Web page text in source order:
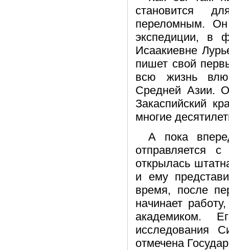
становится
переломным. Он
экспедиции, в
Исаакиевне
пишет свой
всю жизнь
Средней Азии.
Закаспийский
многие
А пока
отправляется
открылась
и ему
время, после
начинает
академиком.
исследования
отмечена